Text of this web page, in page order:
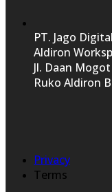
PT. Jago
Aldiron
Jl. Daan
Ruko Aldiron
Privacy
Terms